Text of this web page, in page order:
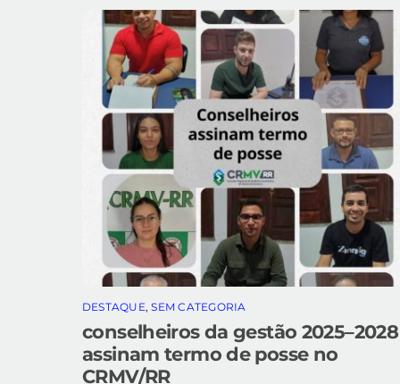
DESTAQUE,SEM CATEGORIA
conselheiros da gestão 2025–2028
assinam termo de posse no
CRMV/RR